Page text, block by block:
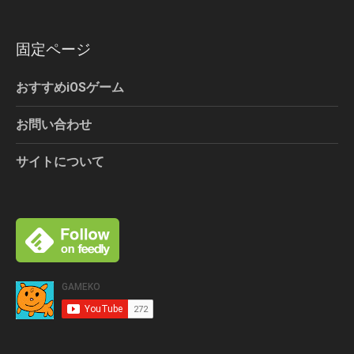
固定ページ
おすすめiOSゲーム
お問い合わせ
サイトについて